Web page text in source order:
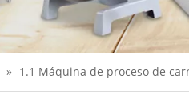
» 1.1 Máquina de proceso de